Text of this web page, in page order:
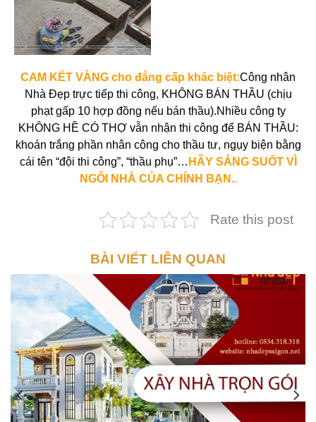
CAM KẾT VÀNG cho đẳng cấp khác biệt:Công nhân
Nhà Đẹp trực tiếp thi công, KHÔNG BÁN THẦU (chịu
phạt gấp 10 hợp đồng nếu bán thầu).Nhiều công ty
KHÔNG HỀ CÓ THỢ vẫn nhận thi công để BÁN THẦU:
khoán trắng phần nhân công cho thầu tư, ngụy biện bằng
cái tên “đội thi công”, “thầu phụ”… HÃY SÁNG SUỐT VÌ
NGÔI NHÀ CỦA CHÍNH BẠN..
Rate this post
BÀI VIẾT LIÊN QUAN